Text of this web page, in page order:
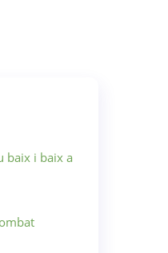
baix i baix a